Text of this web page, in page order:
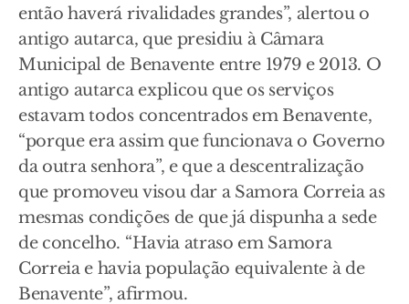
então haverá rivalidades grandes”, alertou o
antigo autarca, que presidiu à Câmara
Municipal de Benavente entre 1979 e 2013. O
antigo autarca explicou que os serviços
estavam todos concentrados em Benavente,
“porque era assim que funcionava o Governo
da outra senhora”, e que a descentralização
que promoveu visou dar a Samora Correia as
mesmas condições de que já dispunha a sede
de concelho. “Havia atraso em Samora
Correia e havia população equivalente à de
Benavente”, afirmou.